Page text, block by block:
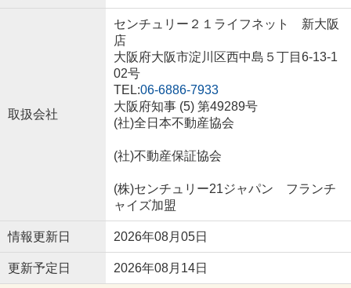
取扱会社
センチュリー２１ライフネット 新大阪
店
大阪府大阪市淀川区西中島５丁目6-13-1
02号
TEL:06-6886-7933
大阪府知事 (5) 第49289号
(社)全日本不動産協会
(社)不動産保証協会
(株)センチュリー21ジャパン フランチ
ャイズ加盟
情報更新日 2026年08月05日
更新予定日 2026年08月14日